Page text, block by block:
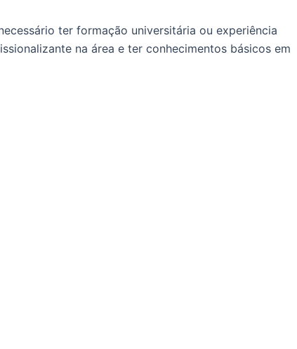
ter formação universitária ou experiência
na área e ter conhecimentos básicos em